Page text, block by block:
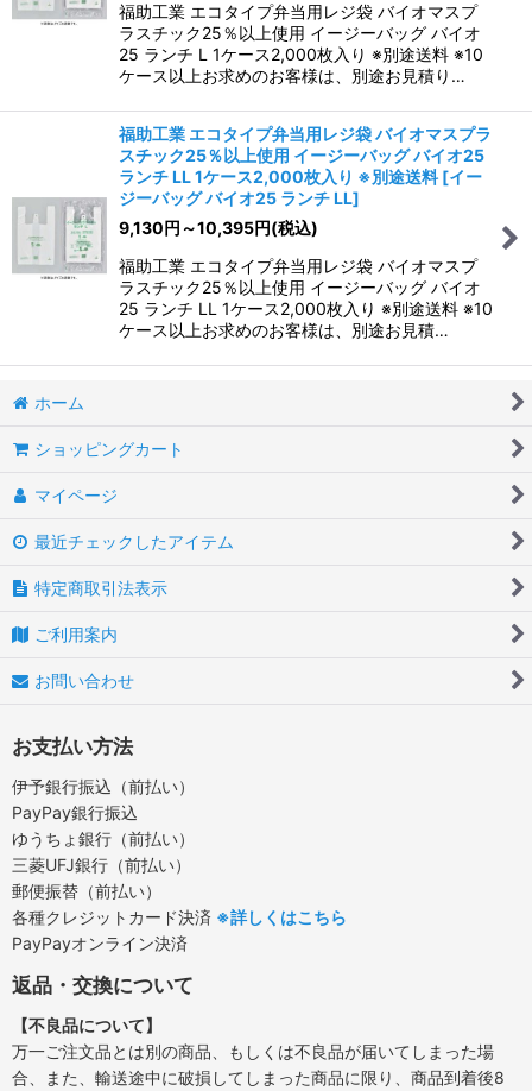
福助工業 エコタイプ弁当用レジ袋 バイオマスプ
ラスチック25％以上使用 イージーバッグ バイオ
25 ランチ L 1ケース2,000枚入り ※別途送料 ※10
ケース以上お求めのお客様は、別途お見積り…
福助工業 エコタイプ弁当用レジ袋 バイオマスプラ
スチック25％以上使用 イージーバッグ バイオ25
ランチ LL 1ケース2,000枚入り ※別途送料 [イー
ジーバッグ バイオ25 ランチ LL]
9,130円 ～10,395円(税込)
福助工業 エコタイプ弁当用レジ袋 バイオマスプ
ラスチック25％以上使用 イージーバッグ バイオ
25 ランチ LL 1ケース2,000枚入り ※別途送料 ※10
ケース以上お求めのお客様は、別途お見積…
ホーム
ショッピングカート
マイページ
最近チェックしたアイテム
特定商取引法表示
ご利用案内
お問い合わせ
お支払い方法
伊予銀行振込（前払い）
PayPay銀行振込
ゆうちょ銀行（前払い）
三菱UFJ銀行（前払い）
郵便振替（前払い）
各種クレジットカード決済 ※詳しくはこちら
PayPayオンライン決済
返品・交換について
【不良品について】
万一ご注文品とは別の商品、もしくは不良品が届いてしまった場
合、また、輸送途中に破損してしまった商品に限り、商品到着後8